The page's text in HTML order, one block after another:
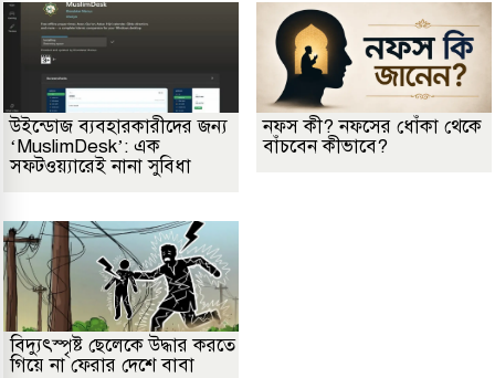
উইন্ডোজ ব্যবহারকারীদের জন্য
‘MuslimDesk’: এক
সফটওয়্যারেই নানা সুবিধা
নফস কী? নফসের ধোঁকা থেকে
বাঁচবেন কীভাবে?
বিদ্যুৎস্পৃষ্ট ছেলেকে উদ্ধার করতে
গিয়ে না ফেরার দেশে বাবা